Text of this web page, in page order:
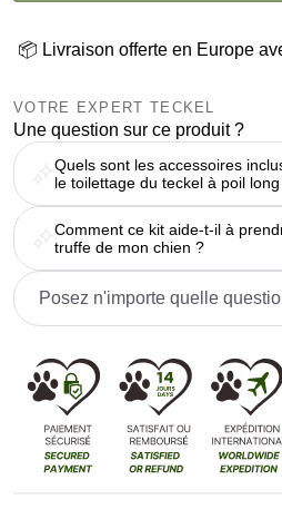
📦 Livraison offerte en Europe
VOTRE EXPERT TECKEL
Une question sur ce produit ?
Quels sont les accessoires
le toilettage du teckel à poil
Comment ce kit aide-t-il à
truffe de mon chien ?